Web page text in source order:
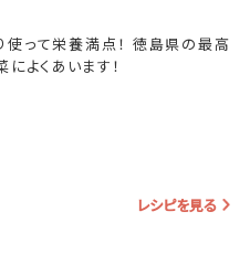
って栄養満点！ 徳島県の最高
よくあいます！
レシピを見る